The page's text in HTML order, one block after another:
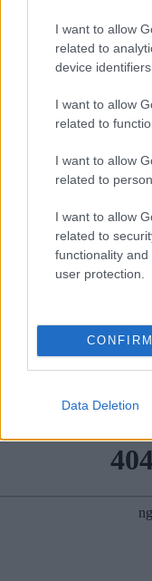
I want to allow
related to
device identifiers
I want to allow
related to
I want to allow
related to
I want to allow
related to
functionality
user protection.
CONFIRM
Data Deletion
Cilvēkus
tests:
tavu
Spānijas
pēkšņi atskan
mūzika! Pie